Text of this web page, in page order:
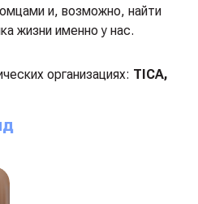
и, возможно, найти
жизни именно у нас.
организациях: TICA,